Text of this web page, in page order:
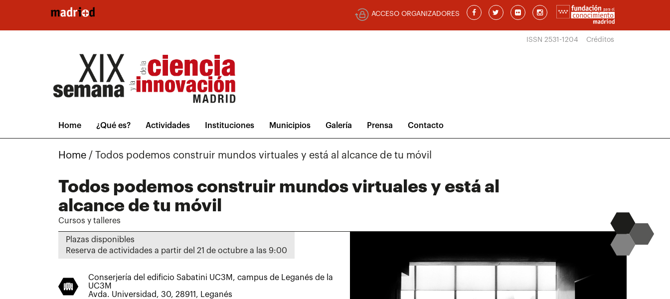
ACCESO ORGANIZADORES
ISSN 2531-1204 Créditos
Home ¿Qué es? Actividades Instituciones Municipios Galería Prensa Contacto
Home / Todos podemos construir mundos virtuales y está al alcance de tu móvil
Todos podemos construir mundos virtuales y está al
alcance de tu móvil
Cursos y talleres
Plazas disponibles
Reserva de actividades a partir del 21 de octubre a las 9:00
Conserjería del edificio Sabatini UC3M, campus de Leganés de la
UC3M
Avda. Universidad, 30, 28911, Leganés